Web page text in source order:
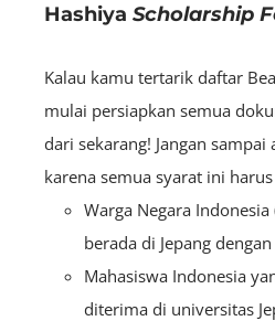
Hashiya Scholarship
Kalau kamu tertarik daftar
mulai persiapkan semua
dari sekarang! Jangan sampai
karena semua syarat ini
Warga Negara Indonesia
berada di Jepang
Mahasiswa Indonesia
diterima di universitas